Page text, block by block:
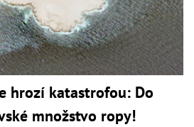
hrozí katastrofou: Do
množstvo ropy!